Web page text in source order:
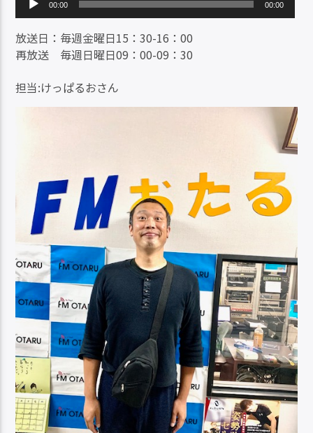
声
プ
レ
ー
ヤ
ー
00:00 00:00
放送日：毎週金曜日15：30-16：00
再放送 毎週日曜日09：00-09：30
担当:けっぱるおさん